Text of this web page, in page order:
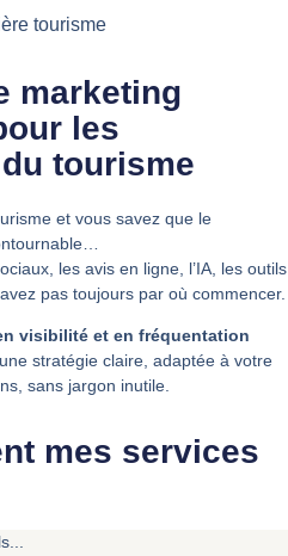
marketing
les
tourisme
et vous savez que le
les avis en ligne, l’IA, les outils
pas toujours par où commencer.
visibilité et en fréquentation
stratégie claire, adaptée à votre
sans jargon inutile.
mes services